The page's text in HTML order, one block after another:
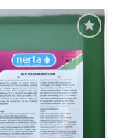
Add to
wishlist